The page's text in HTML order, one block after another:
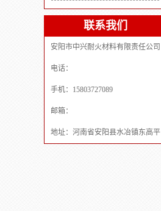
联系我们
安阳市中兴耐火材料有限责任公司
电话：
手机：15803727089
邮箱：
地址：河南省安阳县水冶镇东高平